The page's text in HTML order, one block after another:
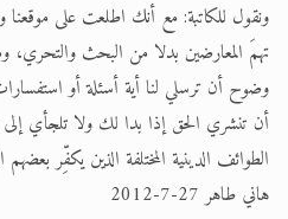
ونقول للكاتبة: مع أنك اطلعت على
تهمَ المعارضين بدلا من البحث والتحري،
وضوح أن ترسلي لنا أية أسئلة أو
أن تنشري الحق إذا بدا لك ولا تلجأي
الطوائف الدينية المختلفة الذين يكفِّر
هاني طاهر 27-7-2012